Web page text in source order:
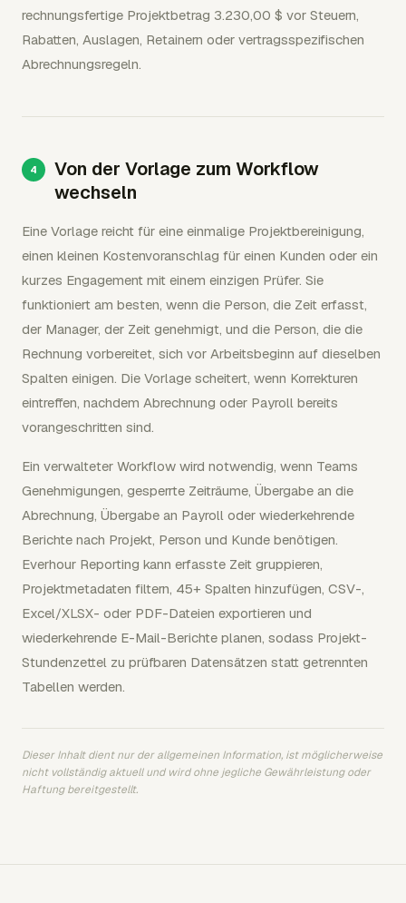
rechnungsfertige Projektbetrag 3.230,00 $ vor Steuern,
Rabatten, Auslagen, Retainern oder vertragsspezifischen
Abrechnungsregeln.
Von der Vorlage zum Workflow
wechseln
Eine Vorlage reicht für eine einmalige Projektbereinigung,
einen kleinen Kostenvoranschlag für einen Kunden oder ein
kurzes Engagement mit einem einzigen Prüfer. Sie
funktioniert am besten, wenn die Person, die Zeit erfasst,
der Manager, der Zeit genehmigt, und die Person, die die
Rechnung vorbereitet, sich vor Arbeitsbeginn auf dieselben
Spalten einigen. Die Vorlage scheitert, wenn Korrekturen
eintreffen, nachdem Abrechnung oder Payroll bereits
vorangeschritten sind.
Ein verwalteter Workflow wird notwendig, wenn Teams
Genehmigungen, gesperrte Zeiträume, Übergabe an die
Abrechnung, Übergabe an Payroll oder wiederkehrende
Berichte nach Projekt, Person und Kunde benötigen.
Everhour Reporting kann erfasste Zeit gruppieren,
Projektmetadaten filtern, 45+ Spalten hinzufügen, CSV-,
Excel/XLSX- oder PDF-Dateien exportieren und
wiederkehrende E-Mail-Berichte planen, sodass Projekt-
Stundenzettel zu prüfbaren Datensätzen statt getrennten
Tabellen werden.
Dieser Inhalt dient nur der allgemeinen Information, ist möglicherweise
nicht vollständig aktuell und wird ohne jegliche Gewährleistung oder
Haftung bereitgestellt.